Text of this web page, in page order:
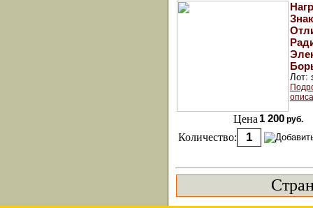
Лот:
Цена 1 200 руб.
Количество: